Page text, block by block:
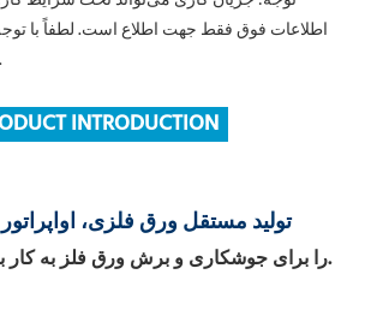
اطلاعات فوق فقط جهت اطلاع است. لطفاً با
شده، آن را بررسی کنید.
INTRODUCTION
تولید مستقل ورق فلزی،
لیزر فیبر IPG را برای جوشکاری و برش ورق فلز به کار ببرید.